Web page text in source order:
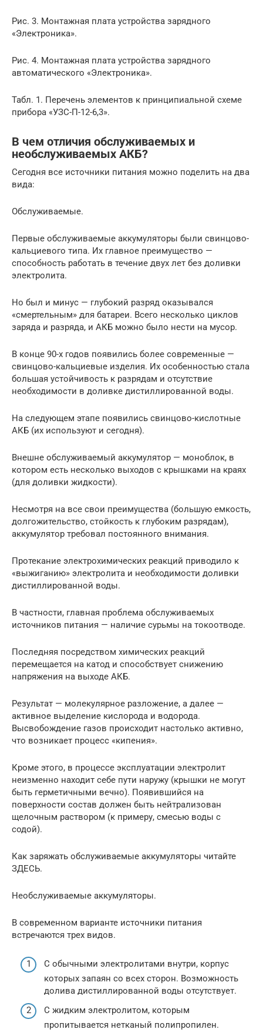
Рис. 3. Монтажная плата устройства зарядного
«Электроника».
Рис. 4. Монтажная плата устройства зарядного
автоматического «Электроника».
Табл. 1. Перечень элементов к принципиальной схеме
прибора «УЗС-П-12-6,3».
В чем отличия обслуживаемых и
необслуживаемых АКБ?
Сегодня все источники питания можно поделить на два
вида:
Обслуживаемые.
Первые обслуживаемые аккумуляторы были свинцово-
кальциевого типа. Их главное преимущество —
способность работать в течение двух лет без доливки
электролита.
Но был и минус — глубокий разряд оказывался
«смертельным» для батареи. Всего несколько циклов
заряда и разряда, и АКБ можно было нести на мусор.
В конце 90-х годов появились более современные —
свинцово-кальциевые изделия. Их особенностью стала
большая устойчивость к разрядам и отсутствие
необходимости в доливке дистиллированной воды.
На следующем этапе появились свинцово-кислотные
АКБ (их используют и сегодня).
Внешне обслуживаемый аккумулятор — моноблок, в
котором есть несколько выходов с крышками на краях
(для доливки жидкости).
Несмотря на все свои преимущества (большую емкость,
долгожительство, стойкость к глубоким разрядам),
аккумулятор требовал постоянного внимания.
Протекание электрохимических реакций приводило к
«выжиганию» электролита и необходимости доливки
дистиллированной воды.
В частности, главная проблема обслуживаемых
источников питания — наличие сурьмы на токоотводе.
Последняя посредством химических реакций
перемещается на катод и способствует снижению
напряжения на выходе АКБ.
Результат — молекулярное разложение, а далее —
активное выделение кислорода и водорода.
Высвобождение газов происходит настолько активно,
что возникает процесс «кипения».
Кроме этого, в процессе эксплуатации электролит
неизменно находит себе пути наружу (крышки не могут
быть герметичными вечно). Появившийся на
поверхности состав должен быть нейтрализован
щелочным раствором (к примеру, смесью воды с
содой).
Как заряжать обслуживаемые аккумуляторы читайте
ЗДЕСЬ.
Необслуживаемые аккумуляторы.
В современном варианте источники питания
встречаются трех видов.
С обычными электролитами внутри, корпус
которых запаян со всех сторон. Возможность
долива дистиллированной воды отсутствует.
С жидким электролитом, которым
пропитывается нетканый полипропилен.